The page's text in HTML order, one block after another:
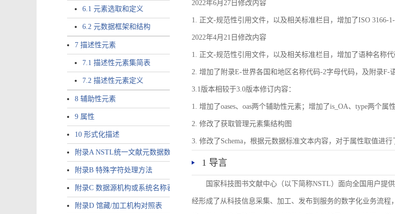
6.1 元素选取和定义
6.2 元数据框架和结构
7 描述性元素
7.1 描述性元素集简表
7.2 描述性元素定义
8 辅助性元素
9 属性
10 形式化描述
附录A NSTL统一文献元数据数据唯一标识符规则
附录B 特殊字符处理方法
附录C 数据源机构或系统名称表
附录D 馆藏/加工机构对照表
2022年6月27日修改内容
1. 正文-规范性引用文件，以及相关标准栏目，增加了ISO 3166-
2022年4月21日修改内容
1. 正文-规范性引用文件，以及相关标准栏目，增加了语种名称
2. 增加了附录E-世界各国和地区名称代码-2字母代码，及附录F-
3.1版本相较于3.0版本修订内容：
1. 增加了oases、oas两个辅助性元素；增加了is_OA、type两个属性
2. 修改了获取管理元素集结构图
3. 修改了Schema，根据元数据标准文本内容，对于属性取值进行
1 导言
国家科技图书文献中心（以下简称NSTL）面向全国用户提
经形成了从科技信息采集、加工、发布到服务的数字化业务流